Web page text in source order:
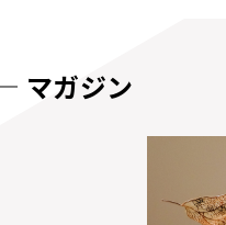
マガジン